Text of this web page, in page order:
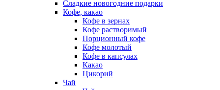
Сладкие новогодние подарки
Кофе, какао
Кофе в зернах
Кофе растворимый
Порционный кофе
Кофе молотый
Кофе в капсулах
Какао
Цикорий
Чай